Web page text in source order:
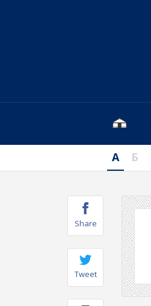
А Б
Share
Tweet